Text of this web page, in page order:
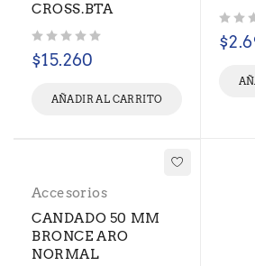
CROSS.BTA
$15.260
AÑADIR AL CARRITO
$
Accesorios
CANDADO 50 MM
BRONCE ARO
NORMAL